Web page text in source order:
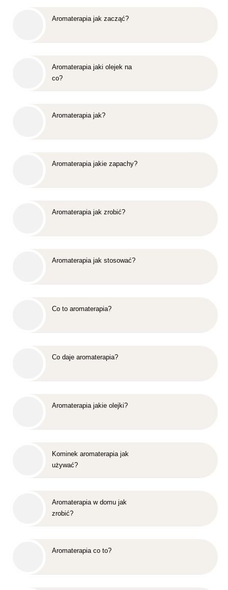
Aromaterapia jak zacząć?
Aromaterapia jaki olejek na
co?
Aromaterapia jak?
Aromaterapia jakie zapachy?
Aromaterapia jak zrobić?
Aromaterapia jak stosować?
Co to aromaterapia?
Co daje aromaterapia?
Aromaterapia jakie olejki?
Kominek aromaterapia jak
używać?
Aromaterapia w domu jak
zrobić?
Aromaterapia co to?